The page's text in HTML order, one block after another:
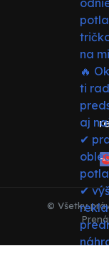
© Všetky